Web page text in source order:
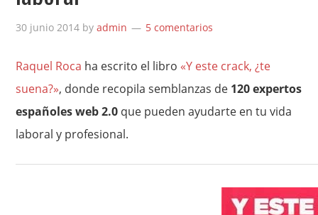
30 junio 2014 byadmin 5 comentarios
Raquel Roca ha escrito el libro «Y este crack, ¿te
suena?», donde recopila semblanzas de 120 expertos
españoles web 2.0 que pueden ayudarte en tu vida
laboral y profesional.